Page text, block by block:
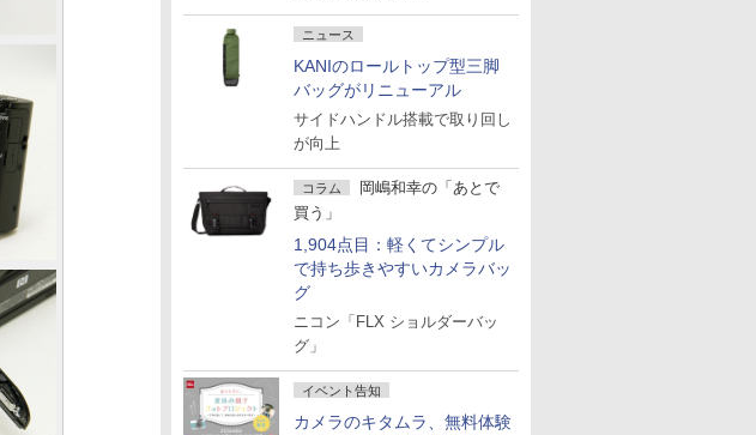
ニュース
KANIのロールトップ型三脚
バッグがリニューアル
サイドハンドル搭載で取り回し
が向上
コラム
岡嶋和幸の「あとで
買う」
1,904点目：軽くてシンプル
で持ち歩きやすいカメラバッ
グ
ニコン「FLX ショルダーバッ
グ」
イベント告知
カメラのキタムラ、無料体験